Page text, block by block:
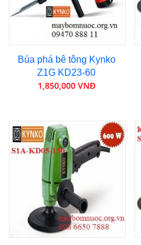
Búa phá bê tông Kynko
Z1G KD23-60
1,850,000 VNĐ